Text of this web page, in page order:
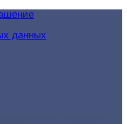
данных